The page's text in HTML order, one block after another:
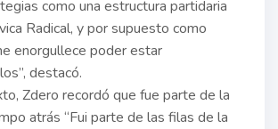
como una estructura partidaria
Radical, y por supuesto como
enorgullece poder estar
destacó.
Zdero recordó que fue parte de la
atrás “Fui parte de las filas de la